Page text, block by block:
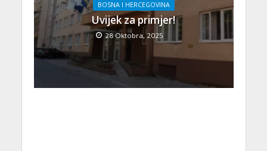
BOSNA I HERCEGOVINA
Uvijek za primjer!
28 Oktobra, 2025